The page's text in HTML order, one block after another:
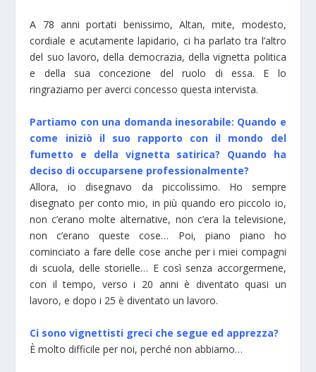
A 78 anni portati benissimo, Altan, mite, modesto,
cordiale e acutamente lapidario, ci ha parlato tra l’altro
del suo lavoro, della democrazia, della vignetta politica
e della sua concezione del ruolo di essa. E lo
ringraziamo per averci concesso questa intervista.
Partiamo con una domanda inesorabile: Quando e
come iniziò il suo rapporto con il mondo del
fumetto e della vignetta satirica? Quando ha
deciso di occuparsene professionalmente?
Allora, io disegnavo da piccolissimo. Ho sempre
disegnato per conto mio, in più quando ero piccolo io,
non c’erano molte alternative, non c’era la televisione,
non c’erano queste cose… Poi, piano piano ho
cominciato a fare delle cose anche per i miei compagni
di scuola, delle storielle… E così senza accorgermene,
con il tempo, verso i 20 anni è diventato quasi un
lavoro, e dopo i 25 è diventato un lavoro.
Ci sono vignettisti greci che segue ed apprezza?
È molto difficile per noi, perché non abbiamo…